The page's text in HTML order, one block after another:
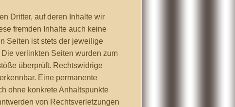
Dritter, auf deren Inhalte wir
fremden Inhalte auch keine
Seiten ist stets der jeweilige
verlinkten Seiten wurden zum
überprüft. Rechtswidrige
Eine permanente
ohne konkrete Anhaltspunkte
von Rechtsverletzungen